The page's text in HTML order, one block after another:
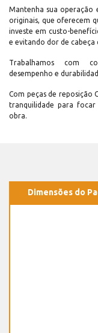
Mantenha sua operação
originais, que oferecem
investe em custo-
e evitando dor de cabeça
Trabalhamos com
desempenho e
Com peças de reposição
tranquilidade para
obra.
Dimensões do